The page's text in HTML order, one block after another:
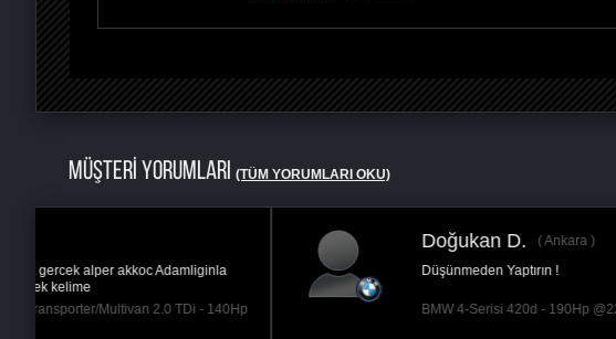
MÜŞTERİ YORUMLARI (TÜM YORUMLARI OKU)
Ankara
Düşünmeden Yaptırın !
BMW 4-Serisi 420d - 190Hp @220 Hp